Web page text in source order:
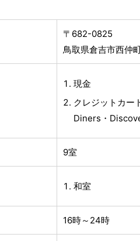
〒682-0825
鳥取県倉吉市西仲
現金
クレジットカー
Diners・
9室
和室
16時～24時